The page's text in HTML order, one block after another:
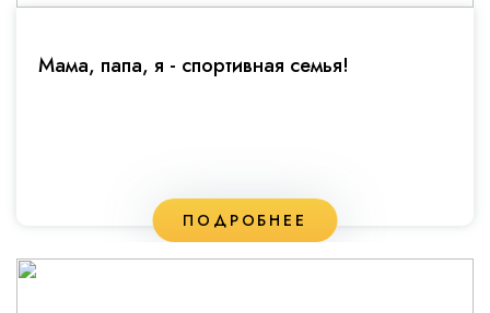
Мама, папа, я - спортивная семья!
ПОДРОБНЕЕ